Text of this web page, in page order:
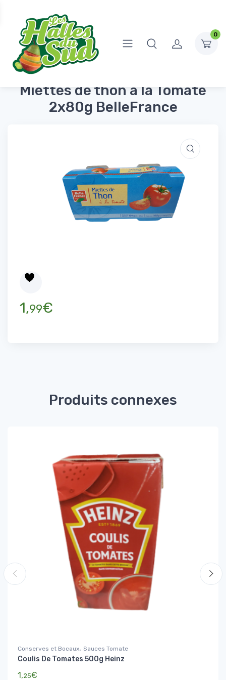
0
Accueil Conserves et Bocaux
Miettes de thon à la Tomate 2x80g BelleFrance
Miettes de thon à la Tomate
2x80g BelleFrance
1,99€
Produits connexes
Conserves et Bocaux, Sauces Tomate
Coulis De Tomates 500g Heinz
1,25€